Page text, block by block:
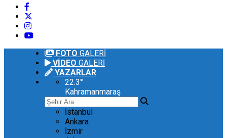
FOTO GALERİ
VİDEO GALERİ
YAZARLAR
22.3°
Kahramanmaraş
İstanbul
Ankara
İzmir